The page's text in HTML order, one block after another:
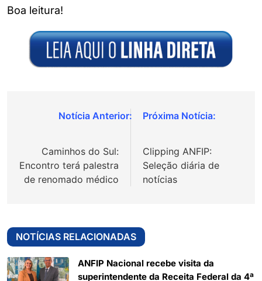
Boa leitura!
Navegação
Post
Caminhos do Sul:
Encontro terá palestra
de renomado médico
Clipping ANFIP:
Seleção diária de
notícias
NOTÍCIAS RELACIONADAS
ANFIP Nacional recebe visita da
superintendente da Receita Federal da 4ª